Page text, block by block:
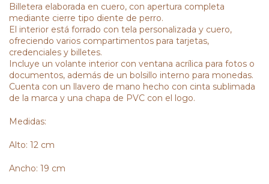
Billetera elaborada en cuero, con apertura completa
mediante cierre tipo diente de perro.
El interior está forrado con tela personalizada y cuero,
ofreciendo varios compartimentos para tarjetas,
credenciales y billetes.
Incluye un volante interior con ventana acrílica para fotos o
documentos, además de un bolsillo interno para monedas.
Cuenta con un llavero de mano hecho con cinta sublimada
de la marca y una chapa de PVC con el logo.
Medidas:
Alto: 12 cm
Ancho: 19 cm